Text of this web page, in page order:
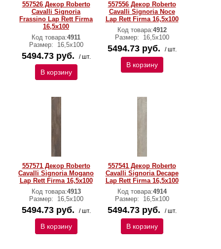
557526 Декор Roberto
Cavalli Signoria
Frassino Lap Rett Firma
16,5x100
Код товара:4911
Размер:
16,5x100
5494.73 руб. / шт.
В корзину
557556 Декор Roberto
Cavalli Signoria Noce
Lap Rett Firma 16,5x100
Код товара:4912
Размер:
16,5x100
5494.73 руб. / шт.
В корзину
557571 Декор Roberto
Cavalli Signoria Mogano
Lap Rett Firma 16,5x100
Код товара:4913
Размер:
16,5x100
5494.73 руб. / шт.
В корзину
557541 Декор Roberto
Cavalli Signoria Decape
Lap Rett Firma 16,5x100
Код товара:4914
Размер:
16,5x100
5494.73 руб. / шт.
В корзину